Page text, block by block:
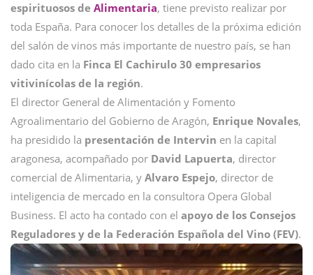
espirituosos de Alimentaria, tiene previsto realizar por
toda España. Para conocer los detalles de la próxima edición
del salón de vinos más importante de nuestro país, se han
dado cita en la Finca El Cachirulo 30 empresarios
vitivinícolas de la región.
El director General de Alimentación y Fomento
Agroalimentario del Gobierno de Aragón, Enrique Novales,
ha presidido la presentación de Intervin en la capital
aragonesa, acompañado por David Lapuerta, director
comercial de Alimentaria, y Alvaro Espejo, director de
inteligencia de mercado en la consultora Opera Global
Business. El acto ha contado con el apoyo de los Consejos
Reguladores y de la Federación Española del Vino (FEV).